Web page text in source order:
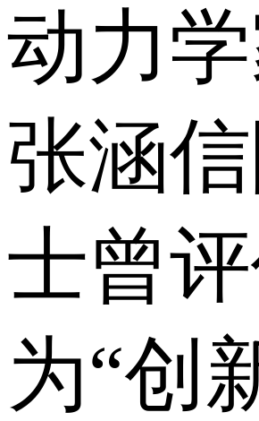
动力
张涵
士曾
为“创